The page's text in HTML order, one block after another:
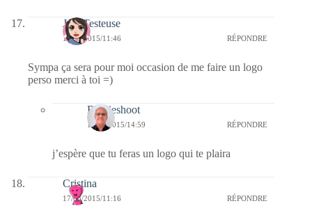
JolieTesteuse
17/03/2015/11:46 RÉPONDRE
Sympa ça sera pour moi occasion de me faire un logo
perso merci à toi =)
Bernieshoot
17/03/2015/14:59 RÉPONDRE
j’espère que tu feras un logo qui te plaira
Cristina
17/03/2015/11:16 RÉPONDRE